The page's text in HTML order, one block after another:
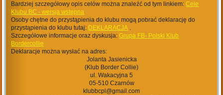
Bardziej szczegółowy opis celów można znaleźć od tym linkiem:Cele
Klubu BC - wersja wstępna
Osoby chętne do przystąpienia do klubu mogą pobrać deklarację do
przystąpienia do klubu tutaj: DEKLARACJA .
Szczegółowe informacje oraz dyskusja:Grupa FB- Polski Klub
Bordercollie
Deklaracje można wysłać na adres:
Jolanta Jasienicka
(Klub Border Collie)
ul. Wakacyjna 5
05-510 Czarnów
klubbcpl@gmail.com